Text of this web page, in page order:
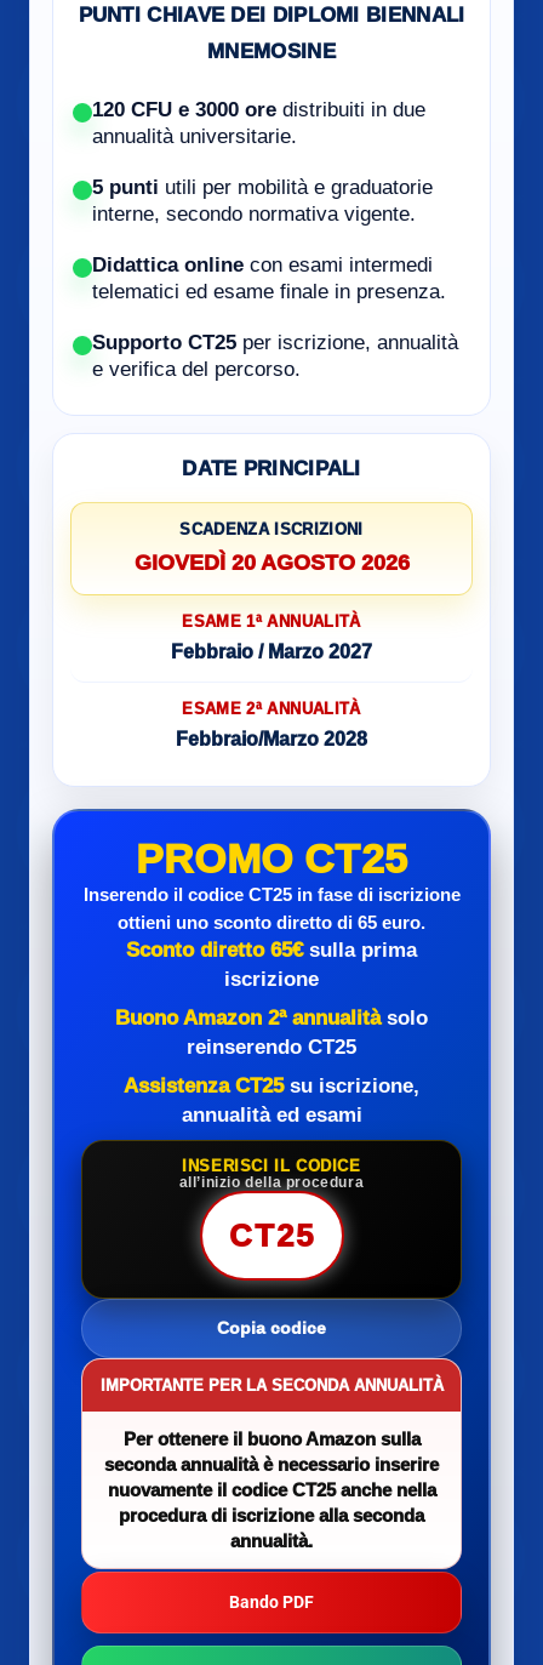
PUNTI CHIAVE DEI DIPLOMI BIENNALI
MNEMOSINE
120 CFU e 3000 ore distribuiti in due
annualità universitarie.
5 punti utili per mobilità e graduatorie
interne, secondo normativa vigente.
Didattica online con esami intermedi
telematici ed esame finale in presenza.
Supporto CT25 per iscrizione, annualità
e verifica del percorso.
DATE PRINCIPALI
SCADENZA ISCRIZIONI
GIOVEDÌ 20 AGOSTO 2026
ESAME 1ª ANNUALITÀ
Febbraio / Marzo 2027
ESAME 2ª ANNUALITÀ
Febbraio/Marzo 2028
PROMO CT25
Inserendo il codice CT25 in fase di iscrizione
ottieni uno sconto diretto di 65 euro.
Sconto diretto 65€sulla prima
iscrizione
Buono Amazon 2ª annualitàsolo
reinserendo CT25
Assistenza CT25su iscrizione,
annualità ed esami
INSERISCI IL CODICE
all’inizio della procedura
CT25
Copia codice
IMPORTANTE PER LA SECONDA ANNUALITÀ
Per ottenere il buono Amazon sulla
seconda annualità è necessario inserire
nuovamente il codice CT25 anche nella
procedura di iscrizione alla seconda
annualità.
Bando PDF